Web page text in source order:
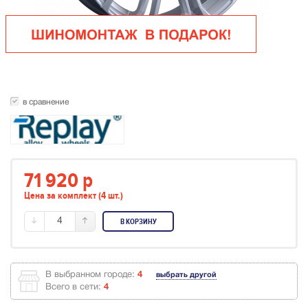
в сравнение
71 920 p
Цена за комплект (4 шт.)
4 В КОРЗИНУ
В выбранном городе: 4 выбрать другой
Всего в сети: 4